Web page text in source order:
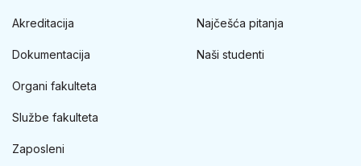
Akreditacija
Dokumentacija
Organi fakulteta
Službe fakulteta
Zaposleni
Najčešća pitanja
Naši studenti